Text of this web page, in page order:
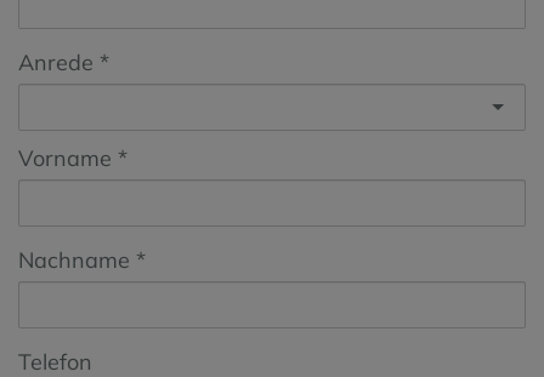
Anrede
Vorname
Nachname
Telefon